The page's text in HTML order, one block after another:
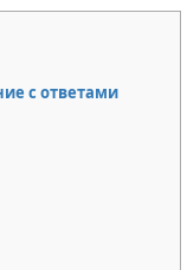
с ответами